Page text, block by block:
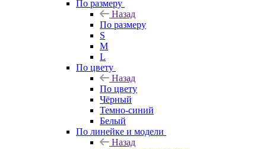
По размеру
Назад
По размеру
S
M
L
По цвету
Назад
По цвету
Чёрный
Темно-синий
Белый
По линейке и модели
Назад